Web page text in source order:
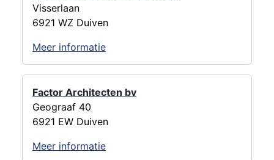
Visserlaan
6921 WZ Duiven
Meer informatie
Factor Architecten bv
Geograaf 40
6921 EW Duiven
Meer informatie